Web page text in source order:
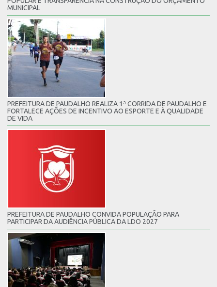
MUNICIPAL
PREFEITURA DE PAUDALHO REALIZA 1ª CORRIDA DE PAUDALHO E
FORTALECE AÇÕES DE INCENTIVO AO ESPORTE E À QUALIDADE
DE VIDA
PREFEITURA DE PAUDALHO CONVIDA POPULAÇÃO PARA
PARTICIPAR DA AUDIÊNCIA PÚBLICA DA LDO 2027